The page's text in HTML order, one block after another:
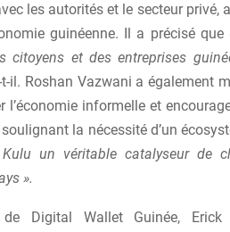
les autorités et le secteur privé,
guinéenne. Il a précisé que
citoyens et des entreprises
t-il. Roshan Vazwani a également
l’économie informelle et
la nécessité d’un
un véritable catalyseur de
».
Digital Wallet Guinée,